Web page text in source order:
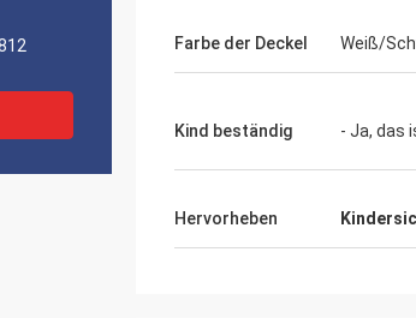
Farbe der Deckel Weiß/
Kind beständig - Ja, das
Hervorheben